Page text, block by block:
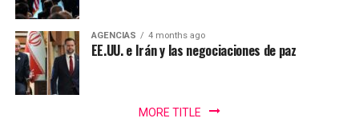
AGENCIAS 4 months ago
EE.UU. e Irán y las negociaciones de paz
MORE TITLE